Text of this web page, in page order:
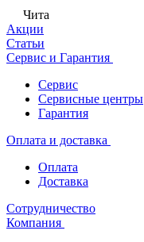
Чита
Акции
Статьи
Сервис и Гарантия
Сервис
Сервисные центры
Гарантия
Оплата и доставка
Оплата
Доставка
Сотрудничество
Компания